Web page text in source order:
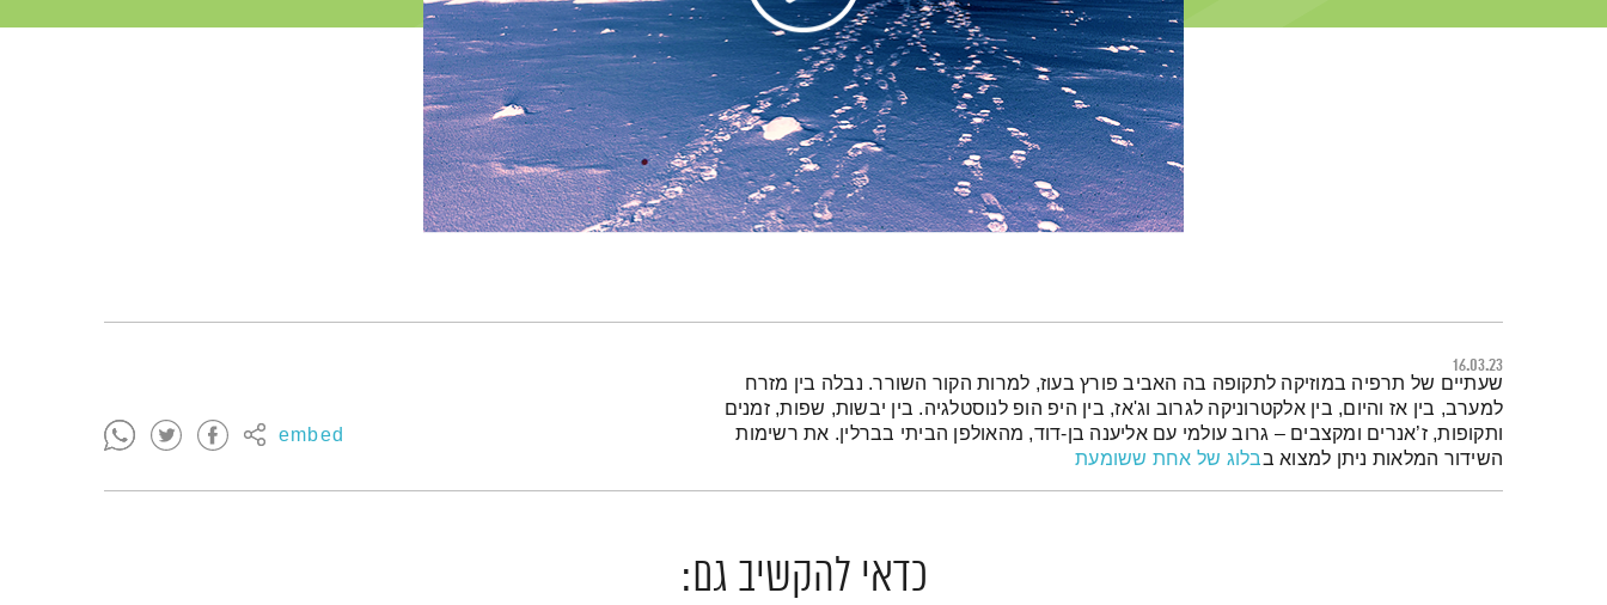
16.03.23
embed
תמצית הפודקאסט
שעתיים של תרפיה במוזיקה לתקופה בה האביב פורץ בעוז, למרות הקור השורר. נבלה בין מזרח
למערב, בין אז והיום, בין אלקטרוניקה לגרוב וג'אז, בין היפ הופ לנוסטלגיה. בין יבשות, שפות, זמנים
ותקופות, ז’אנרים ומקצבים – גרוב עולמי עם אליענה בן-דוד, מהאולפן הביתי בברלין. את רשימות
השידור המלאות ניתן למצוא בבלוג של אחת ששומעת
כדאי להקשיב גם: